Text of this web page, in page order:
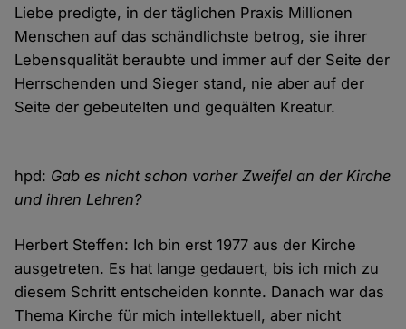
Liebe predigte, in der täglichen Praxis Millionen
Menschen auf das schändlichste betrog, sie ihrer
Lebensqualität beraubte und immer auf der Seite der
Herrschenden und Sieger stand, nie aber auf der
Seite der gebeutelten und gequälten Kreatur.
hpd: Gab es nicht schon vorher Zweifel an der Kirche
und ihren Lehren?
Herbert Steffen: Ich bin erst 1977 aus der Kirche
ausgetreten. Es hat lange gedauert, bis ich mich zu
diesem Schritt entscheiden konnte. Danach war das
Thema Kirche für mich intellektuell, aber nicht